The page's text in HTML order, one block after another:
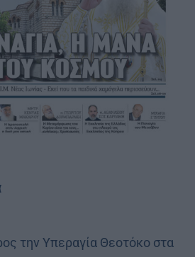
την Υπεραγία Θεοτόκο στα